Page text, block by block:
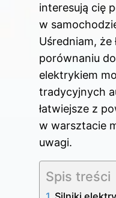
interesują cię
w
Uśredniam, że
porównaniu
elektrykiem
tradycyjnych
łatwiejsze z
w warsztacie
uwagi.
Spis treści